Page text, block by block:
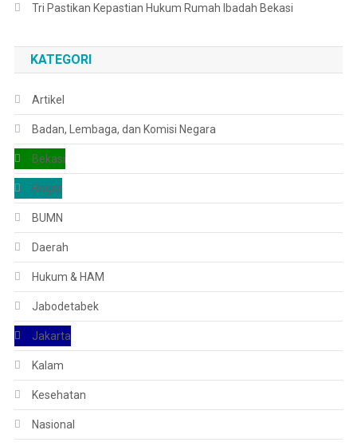
Tri Pastikan Kepastian Hukum Rumah Ibadah Bekasi
KATEGORI
Artikel
Badan, Lembaga, dan Komisi Negara
Bekasi
Bogor
BUMN
Daerah
Hukum & HAM
Jabodetabek
Jakarta
Kalam
Kesehatan
Nasional